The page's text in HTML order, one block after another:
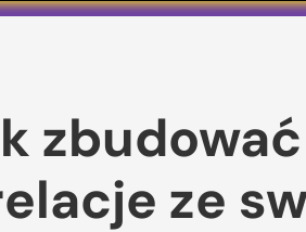
pojedyńcze
zbudować
ze